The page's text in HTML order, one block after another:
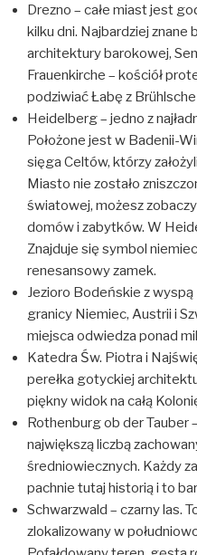
Drezno – całe miast jest
kilku dni. Najbardziej znane
architektury barokowej,
Frauenkirche – kościół
podziwiać Łabę z
Heidelberg – jedno z
Położone jest w Badenii-
sięga Celtów, którzy
Miasto nie zostało
światowej, możesz
domów i zabytków. W
Znajduje się symbol
renesansowy zamek.
Jezioro Bodeńskie z wyspą
granicy Niemiec, Austrii i
miejsca odwiedza ponad
Katedra Św. Piotra i
perełka gotyckiej
piękny widok na całą
Rothenburg ob der Tauber
największą liczbą
średniowiecznych. Każdy
pachnie tutaj historią i to
Schwarzwald – czarny las.
zlokalizowany w